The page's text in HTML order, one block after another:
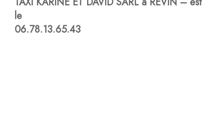
le
06.78.13.65.43